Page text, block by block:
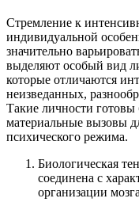
Стремление к
индивидуальной
значительно
выделяют особый вид
которые отличаются
неизведанных,
Такие личности готовы
материальные вызовы
психического режима.
Биологическая
соединена с
организации мозга